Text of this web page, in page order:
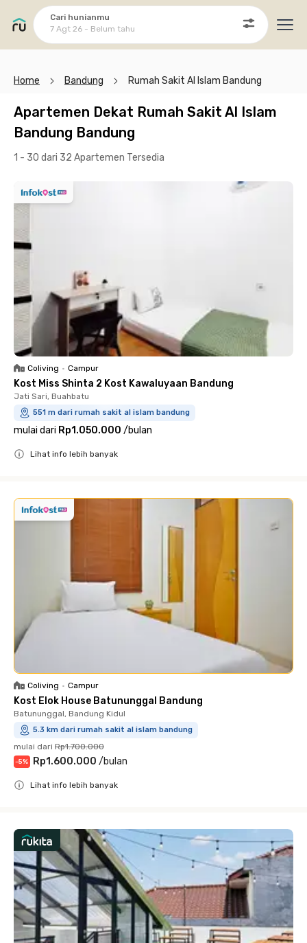
Cari hunianmu
7 Agt 26 - Belum tahu
Home Bandung Rumah Sakit Al Islam Bandung
Apartemen Dekat Rumah Sakit Al Islam
Bandung Bandung
1 - 30 dari 32 Apartemen Tersedia
Coliving • Campur
Kost Miss Shinta 2 Kost Kawaluyaan Bandung
Jati Sari, Buahbatu
551 m dari rumah sakit al islam bandung
mulai dari Rp1.050.000 /bulan
Lihat info lebih banyak
Coliving • Campur
Kost Elok House Batununggal Bandung
Batununggal, Bandung Kidul
5.3 km dari rumah sakit al islam bandung
mulai dari Rp1.700.000
-5% Rp1.600.000 /bulan
Lihat info lebih banyak